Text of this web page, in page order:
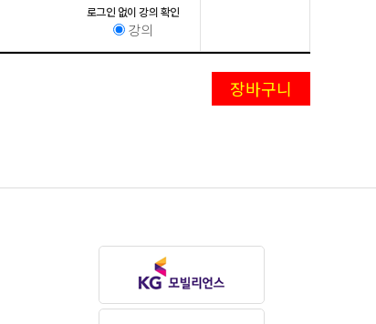
로그인 없이 강의 확인
강의